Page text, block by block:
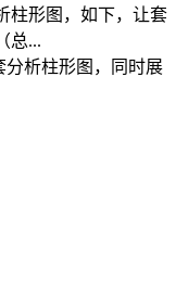
柱形图，如下，让套
总...
分析柱形图，同时展